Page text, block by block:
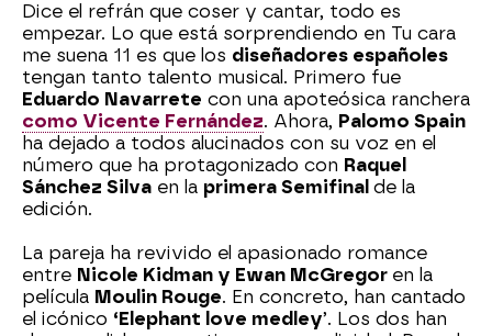
Dice el refrán que coser y cantar, todo es
empezar. Lo que está sorprendiendo en Tu cara
me suena 11 es que los diseñadores españoles
tengan tanto talento musical. Primero fue
Eduardo Navarrete con una apoteósica ranchera
como Vicente Fernández. Ahora, Palomo Spain
ha dejado a todos alucinados con su voz en el
número que ha protagonizado con Raquel
Sánchez Silva en la primera Semifinal de la
edición.
La pareja ha revivido el apasionado romance
entre Nicole Kidman y Ewan McGregor en la
película Moulin Rouge. En concreto, han cantado
el icónico ‘Elephant love medley’. Los dos han